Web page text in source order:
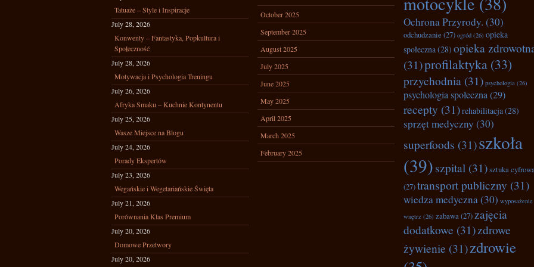
Tatuaże – Style i Inspiracje
July 28, 2026
Konwenty – Fantastyka, Popkultura i
Społeczność
July 28, 2026
Motywacja i Psychologia Treningu
July 26, 2026
Afryka Smaku – Kuchnie Kontynentu
July 25, 2026
Wasze Miejsce na Blogu
July 24, 2026
Porady Ekspertów
July 23, 2026
Wegańskie i Wegetariańskie Święta
July 21, 2026
Porównania Klas Premium
July 20, 2026
Domowe Przetwory
July 20, 2026
October 2025
September 2025
August 2025
July 2025
June 2025
May 2025
April 2025
March 2025
February 2025
Ochrona Przyrody. (30)
odchudzanie (27) ogród (26) opieka
społeczna(28) opieka
(31)profilaktyka (33)
przychodnia (31) psychologia (26)
psychologia społeczna(29)
recepty (31)rehabilitacja(28)
sprzęt medyczny (30)
superfoods (31)szkoła
(39)szpital (31)sztuka
(27)transport publiczny (31)
wiedza medyczna(30) wyposażenie
wnętrz (26) zabawa(27) zajęcia
dodatkowe (31)zdrowe
żywienie (31)zdrowie